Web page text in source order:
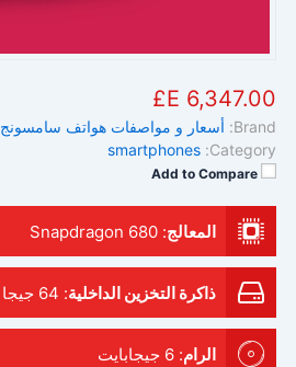
6,347.00 E£
Brand: أسعار و مواصفات هواتف سامسونج
Category:
smartphones
Add to Compare
المعالج:
Snapdragon 680
ذاكرة التخزين الداخلية: 64 جيجا بايت + 1تيرابايت
الرام: 6 جيجابايت